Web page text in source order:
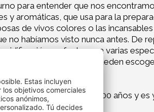
para entender que nos
y aromáticas, que usa para la
de vivos colores o las
no habíamos visto nunca antes. De
perfecto para varias
saborear algo distinto, pueden
Puede vivir hasta 1000 años y es